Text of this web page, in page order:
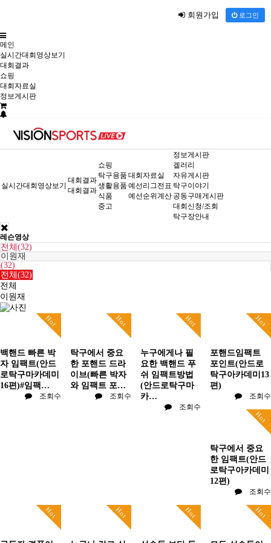
회원가입 로그인
메인
실시간대회영상보기
대회결과
쇼핑
대회자료실
정보게시판
실시간대회영상보기
대회결과
대회결과
쇼핑
탁구용품
생활용품
식품
중고
대회자료실
예선리그전표
예선순위계산
정보게시판
겔러리
자유게시판
탁구이야기
공동구매게시판
대회신청/조회
탁구장안내
레슨영상
전체(32)
이원재
(32)
전체(32)
전체
이원재
Hot
백핸드 빠른 박
자 임팩트(안드
로탁구마카데미
16편)#임팩…
조회수
Hot
탁구에서 중요
한 포핸드 드라
이브(빠른 박자
와 임팩트 포…
조회수
Hot
누구에게나 필
요한 백핸드 푸
쉬 임팩트방법
(안드로탁구마
카…
조회수
Hot
포핸드임팩트
포인트(안드로
탁구아카데미13
편)
조회수
Hot
탁구에서 중요
한 임팩트(안드
로탁구아카데미
12편)
조회수
Hot Hot Hot Hot